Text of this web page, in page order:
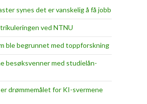
synes det er vanskelig å få jobb
ved NTNU
ble begrunnet med toppforskning
besøksvenner med studielån-
drømmemålet for KI-svermene